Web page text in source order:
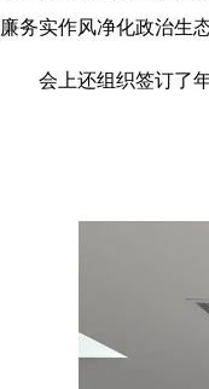
廉务实作风净化政治生
会上还组织签订了